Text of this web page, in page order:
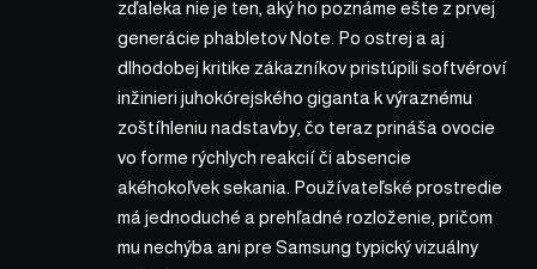
zďaleka nie je ten, aký ho poznáme ešte z prvej
generácie phabletov Note. Po ostrej a aj
dlhodobej kritike zákazníkov pristúpili softvéroví
inžinieri juhokórejského giganta k výraznému
zoštíhleniu nadstavby, čo teraz prináša ovocie
vo forme rýchlych reakcií či absencie
akéhokoľvek sekania. Používateľské prostredie
má jednoduché a prehľadné rozloženie, pričom
mu nechýba ani pre Samsung typický vizuálny